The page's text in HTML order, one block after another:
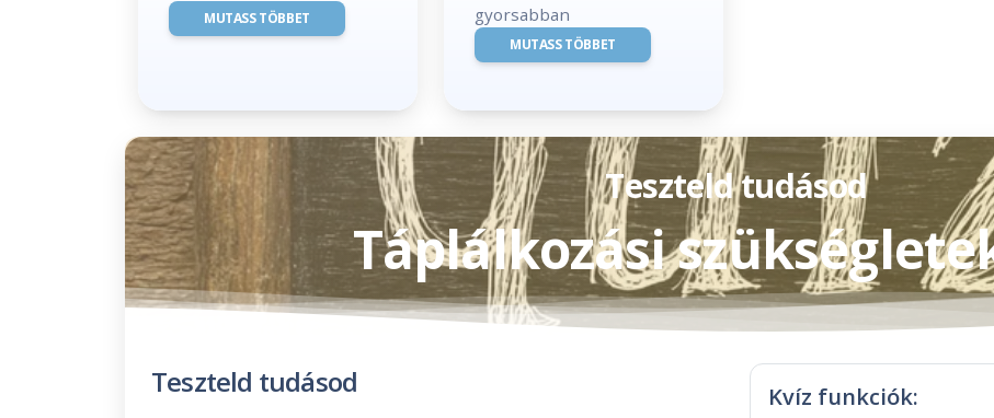
MUTASS TÖBBET
gyorsabban
MUTASS TÖBBET
Teszteld tudásod
Táplálkozási
Teszteld tudásod Kvíz funkciók: